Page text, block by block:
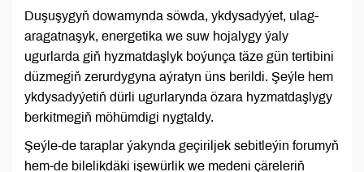
Duşuşygyň dowamynda söwda, ykdysadyýet, ulag-
aragatnaşyk, energetika we suw hojalygy ýaly
ugurlarda giň hyzmatdaşlyk boýunça täze gün tertibini
düzmegiň zerurdygyna aýratyn üns berildi. Şeýle hem
ykdysadyýetiň dürli ugurlarynda özara hyzmatdaşlygy
berkitmegiň möhümdigi nygtaldy.
Şeýle-de taraplar ýakynda geçiriljek sebitleýin forumyň
hem-de bilelikdäki işewürlik we medeni çäreleriň